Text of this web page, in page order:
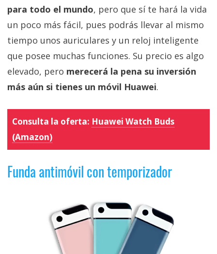
para todo el mundo, pero que sí te hará la vida
un poco más fácil, pues podrás llevar al mismo
tiempo unos auriculares y un reloj inteligente
que posee muchas funciones. Su precio es algo
elevado, pero merecerá la pena su inversión
más aún si tienes un móvil Huawei.
Consulta la oferta: Huawei Watch Buds
(Amazon)
Funda antimóvil con temporizador